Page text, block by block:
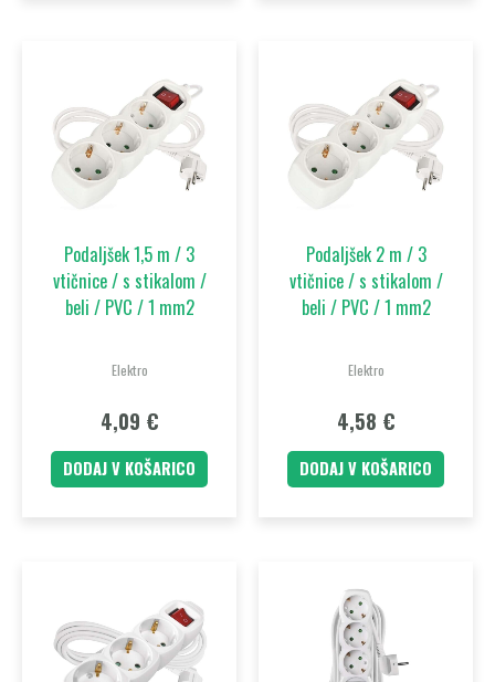
Podaljšek 1,5 m / 3
vtičnice / s stikalom /
beli / PVC / 1 mm2
Elektro
4,09 €
DODAJ V KOŠARICO
Podaljšek 2 m / 3
vtičnice / s stikalom /
beli / PVC / 1 mm2
Elektro
4,58 €
DODAJ V KOŠARICO